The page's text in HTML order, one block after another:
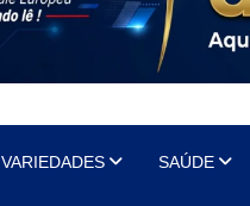
VARIEDADES SAÚDE